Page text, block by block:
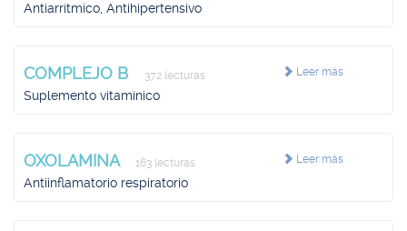
Antiarrítmico, Antihipertensivo
Leer más
COMPLEJO B 372 lecturas
Suplemento vitamínico
Leer más
OXOLAMINA 163 lecturas
Antiinflamatorio respiratorio